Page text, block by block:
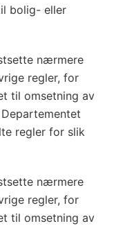
bolig- eller
nærmere
regler, for
til omsetning av
regler for slik
nærmere
regler, for
til omsetning av